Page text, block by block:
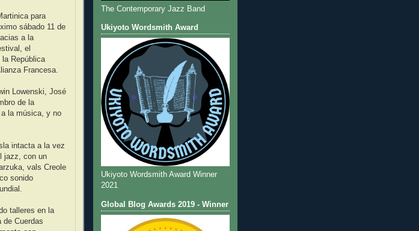
para
sábado 11 de
a la
el
República
Francesa.
Lowenski, José
de la
la música, y no
intacta a la vez
jazz, con un
vals Creole
sonido
talleres en la
de Cuerdas
The Contemporary Jazz Band
Ukiyoto Wordsmith Award
Ukiyoto Wordsmith Award Winner
2021
Global Blog Awards 2019 - Winner